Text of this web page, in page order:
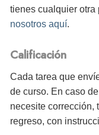
tienes cualquier otra
nosotros aquí.
Calificación
Cada tarea que
de curso. En caso
necesite corrección,
regreso, con